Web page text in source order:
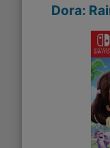
Dora: